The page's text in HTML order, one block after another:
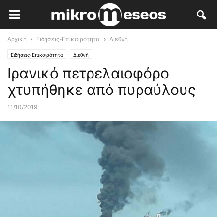
Αρχική Ειδήσεις-Επικαιρότητα Διεθνή
Ειδήσεις-Επικαιρότητα Διεθνή
Ιρανικό πετρελαιοφόρο
χτυπήθηκε από πυραύλους
11/10/2019